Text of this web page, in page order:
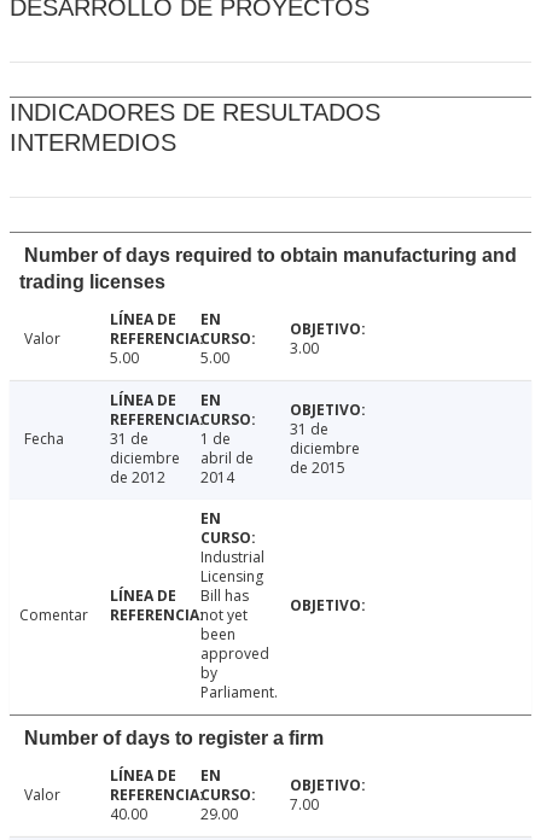
DESARROLLO DE PROYECTOS
INDICADORES DE RESULTADOS
INTERMEDIOS
Number of days required to obtain manufacturing and
trading licenses
Valor
5.00
5.00 3.00
Fecha
31 de
diciembre
de 2012
1 de
abril de
2014
31 de
diciembre
de 2015
Comentar
Industrial
Licensing
Bill has
not yet
been
approved
by
Parliament.
Number of days to register a firm
Valor
40.00
29.00 7.00